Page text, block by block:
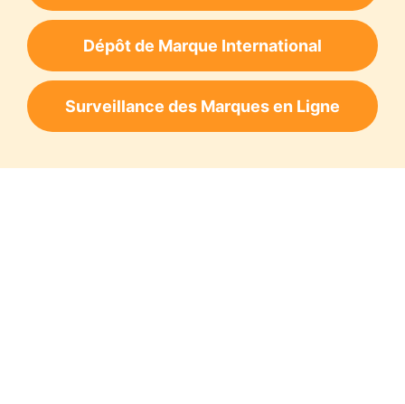
Dépôt de Marque International
Surveillance des Marques en Ligne